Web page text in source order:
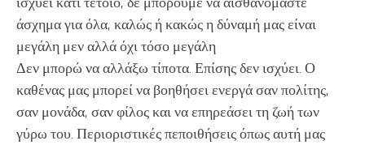
άσχημα για όλα, καλώς ή κακώς η δύναμή μας είναι
μεγάλη μεν αλλά όχι τόσο μεγάλη
Δεν μπορώ να αλλάξω τίποτα. Επίσης δεν ισχύει. Ο
καθένας μας μπορεί να βοηθήσει ενεργά σαν πολίτης,
σαν μονάδα, σαν φίλος και να επηρεάσει τη ζωή των
γύρω του. Περιοριστικές πεποιθήσεις όπως αυτή μας